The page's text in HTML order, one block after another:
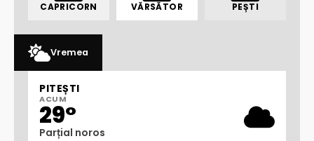
CAPRICORN VĂRSĂTOR PEȘTI
Vremea
PITEȘTI
ACUM
29°
Parțial noros